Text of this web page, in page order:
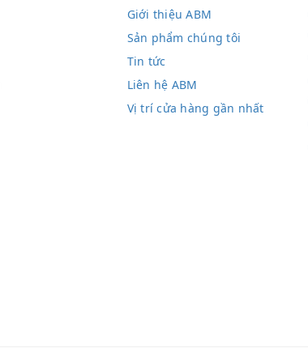
Giới thiệu ABM
Sản phẩm chúng tôi
Tin tức
Liên hệ ABM
Vị trí cửa hàng gần nhất